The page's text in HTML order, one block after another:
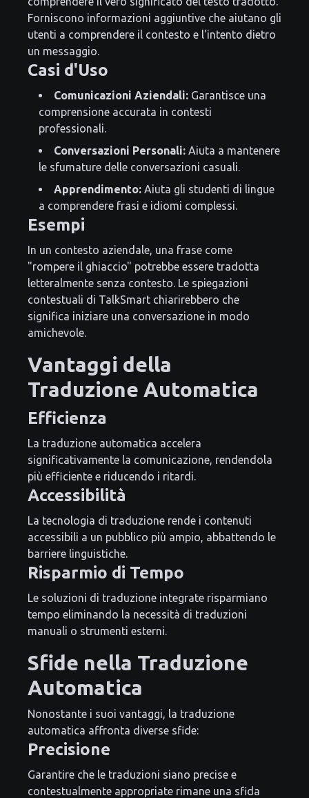
Forniscono informazioni aggiuntive che aiutano gli
utenti a comprendere il contesto e l'intento dietro
un messaggio.
Casi d'Uso
Comunicazioni Aziendali: Garantisce una
comprensione accurata in contesti
professionali.
Conversazioni Personali: Aiuta a mantenere
le sfumature delle conversazioni casuali.
Apprendimento: Aiuta gli studenti di lingue
a comprendere frasi e idiomi complessi.
Esempi
In un contesto aziendale, una frase come
"rompere il ghiaccio" potrebbe essere tradotta
letteralmente senza contesto. Le spiegazioni
contestuali di TalkSmart chiarirebbero che
significa iniziare una conversazione in modo
amichevole.
Vantaggi della
Traduzione Automatica
Efficienza
La traduzione automatica accelera
significativamente la comunicazione, rendendola
più efficiente e riducendo i ritardi.
Accessibilità
La tecnologia di traduzione rende i contenuti
accessibili a un pubblico più ampio, abbattendo le
barriere linguistiche.
Risparmio di Tempo
Le soluzioni di traduzione integrate risparmiano
tempo eliminando la necessità di traduzioni
manuali o strumenti esterni.
Sfide nella Traduzione
Automatica
Nonostante i suoi vantaggi, la traduzione
automatica affronta diverse sfide:
Precisione
Garantire che le traduzioni siano precise e
contestualmente appropriate rimane una sfida